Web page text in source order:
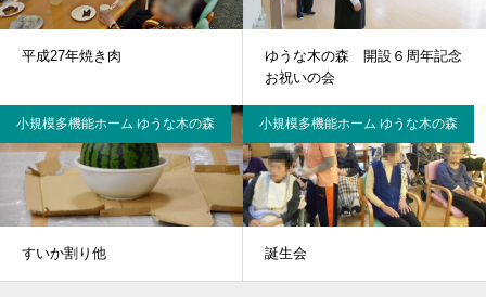
平成27年焼き肉
ゆうな木の森 開設６周年記念
お祝いの会
小規模多機能ホーム ゆうな木の森
すいか割り他
小規模多機能ホーム ゆうな木の森
誕生会